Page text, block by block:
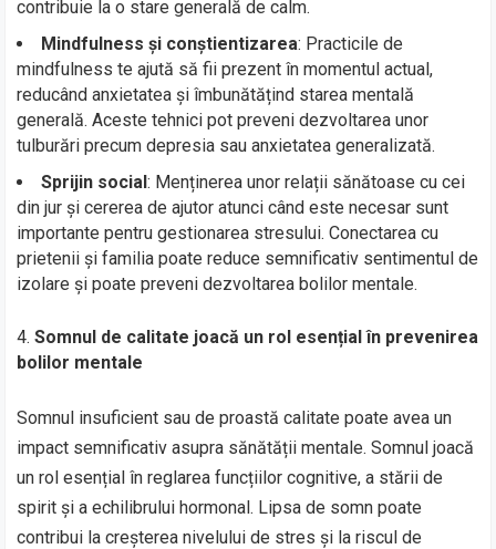
contribuie la o stare generală de calm.
Mindfulness și conștientizarea: Practicile de
mindfulness te ajută să fii prezent în momentul actual,
reducând anxietatea și îmbunătățind starea mentală
generală. Aceste tehnici pot preveni dezvoltarea unor
tulburări precum depresia sau anxietatea generalizată.
Sprijin social: Menținerea unor relații sănătoase cu cei
din jur și cererea de ajutor atunci când este necesar sunt
importante pentru gestionarea stresului. Conectarea cu
prietenii și familia poate reduce semnificativ sentimentul de
izolare și poate preveni dezvoltarea bolilor mentale.
Somnul de calitate joacă un rol esențial în prevenirea
bolilor mentale
Somnul insuficient sau de proastă calitate poate avea un
impact semnificativ asupra sănătății mentale. Somnul joacă
un rol esențial în reglarea funcțiilor cognitive, a stării de
spirit și a echilibrului hormonal. Lipsa de somn poate
contribui la creșterea nivelului de stres și la riscul de